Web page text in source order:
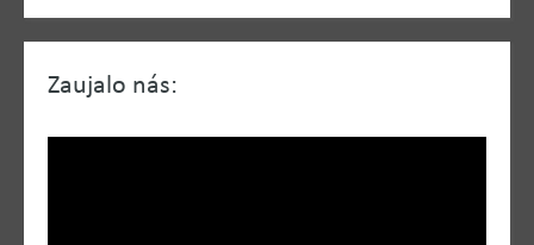
Zaujalo nás: